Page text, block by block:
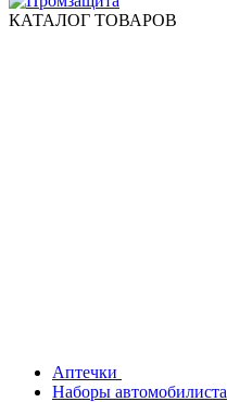
КАТАЛОГ ТОВАРОВ
Аптечки
Наборы автомобилиста